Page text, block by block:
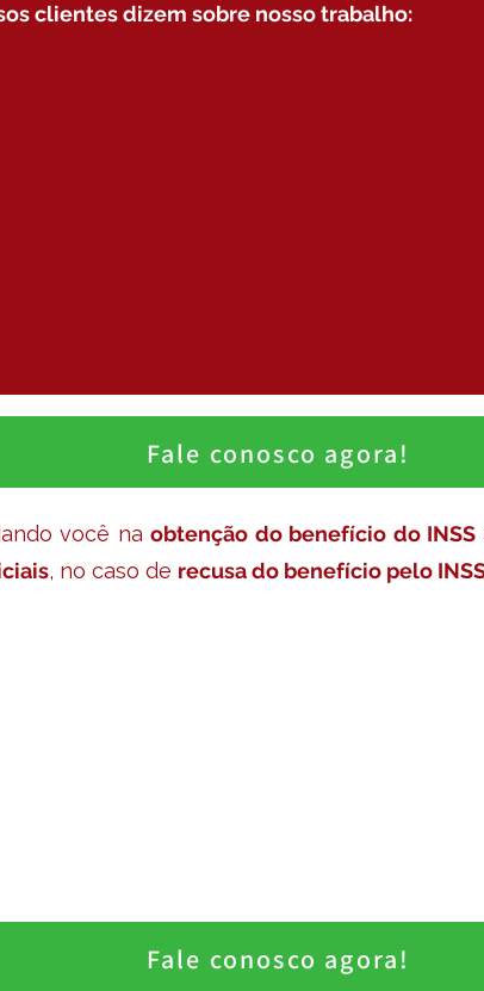
clientes dizem sobre nosso trabalho:
Fale conosco agora!
você naobtenção do benefício do INSS
, no caso de recusa do benefício pelo
Fale conosco agora!